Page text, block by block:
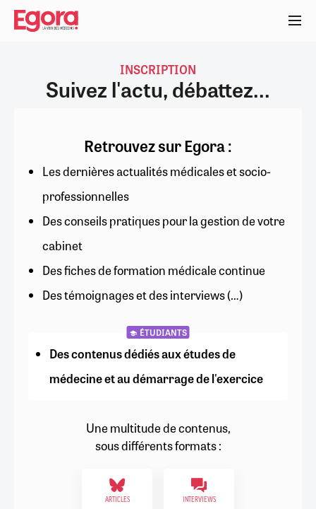
Aller
contenu
INSCRIPTION
Suivez l'actu, débattez...
Retrouvez sur Egora :
Les dernières actualités médicales et socio-
professionnelles
Des conseils pratiques pour la gestion de votre
cabinet
Des fiches de formation médicale continue
Des témoignages et des interviews (…)
ÉTUDIANTS
Des contenus dédiés aux études de
médecine et au démarrage de l'exercice
Une multitude de contenus,
sous différents formats :
ARTICLES INTERVIEWS